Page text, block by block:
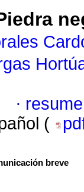
·
(
breve